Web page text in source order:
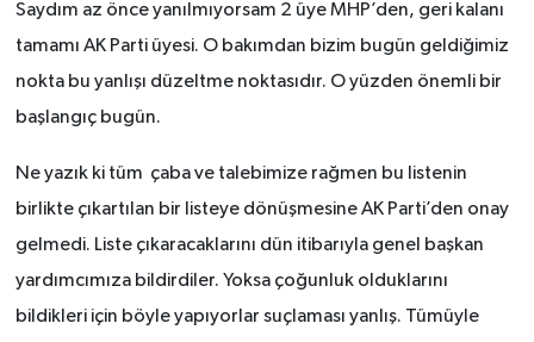
Saydım az önce yanılmıyorsam 2 üye MHP’den, geri kalanı
tamamı AK Parti üyesi. O bakımdan bizim bugün geldiğimiz
nokta bu yanlışı düzeltme noktasıdır. O yüzden önemli bir
başlangıç bugün.
Ne yazık ki tüm çaba ve talebimize rağmen bu listenin
birlikte çıkartılan bir listeye dönüşmesine AK Parti’den onay
gelmedi. Liste çıkaracaklarını dün itibarıyla genel başkan
yardımcımıza bildirdiler. Yoksa çoğunluk olduklarını
bildikleri için böyle yapıyorlar suçlaması yanlış. Tümüyle